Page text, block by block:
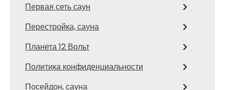
Первая сеть саун
Перестройка, сауна
Планета 12 Вольт
Политика конфиденциальности
Посейдон, сауна